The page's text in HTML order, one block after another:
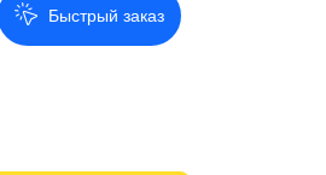
Быстрый заказ